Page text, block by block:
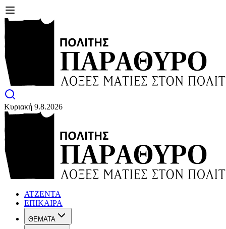
Κυριακή 9.8.2026
ΑΤΖΕΝΤΑ
ΕΠΙΚΑΙΡΑ
ΘΕΜΑΤΑ